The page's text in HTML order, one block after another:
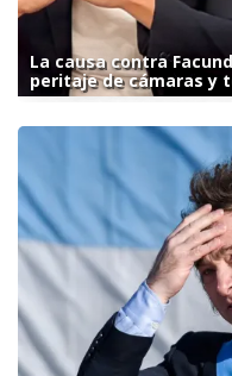
La causa contra
peritaje de cámaras y